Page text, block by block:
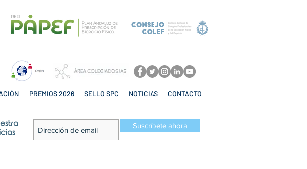
PREMIOS 2026 SELLO SPC NOTICIAS CONTACTO
Suscríbete ahora